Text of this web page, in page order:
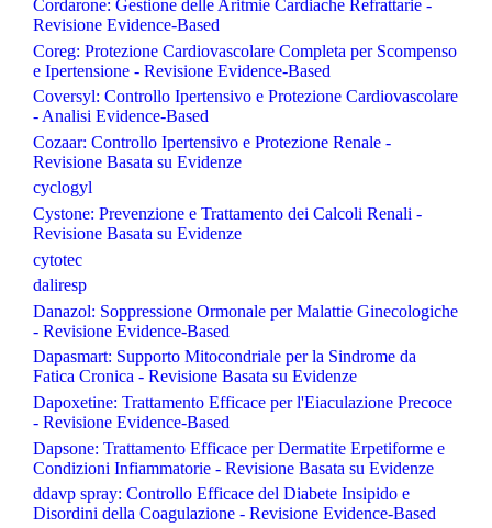
Cordarone: Gestione delle Aritmie Cardiache Refrattarie -
Revisione Evidence-Based
Coreg: Protezione Cardiovascolare Completa per Scompenso
e Ipertensione - Revisione Evidence-Based
Coversyl: Controllo Ipertensivo e Protezione Cardiovascolare
- Analisi Evidence-Based
Cozaar: Controllo Ipertensivo e Protezione Renale -
Revisione Basata su Evidenze
cyclogyl
Cystone: Prevenzione e Trattamento dei Calcoli Renali -
Revisione Basata su Evidenze
cytotec
daliresp
Danazol: Soppressione Ormonale per Malattie Ginecologiche
- Revisione Evidence-Based
Dapasmart: Supporto Mitocondriale per la Sindrome da
Fatica Cronica - Revisione Basata su Evidenze
Dapoxetine: Trattamento Efficace per l'Eiaculazione Precoce
- Revisione Evidence-Based
Dapsone: Trattamento Efficace per Dermatite Erpetiforme e
Condizioni Infiammatorie - Revisione Basata su Evidenze
ddavp spray: Controllo Efficace del Diabete Insipido e
Disordini della Coagulazione - Revisione Evidence-Based